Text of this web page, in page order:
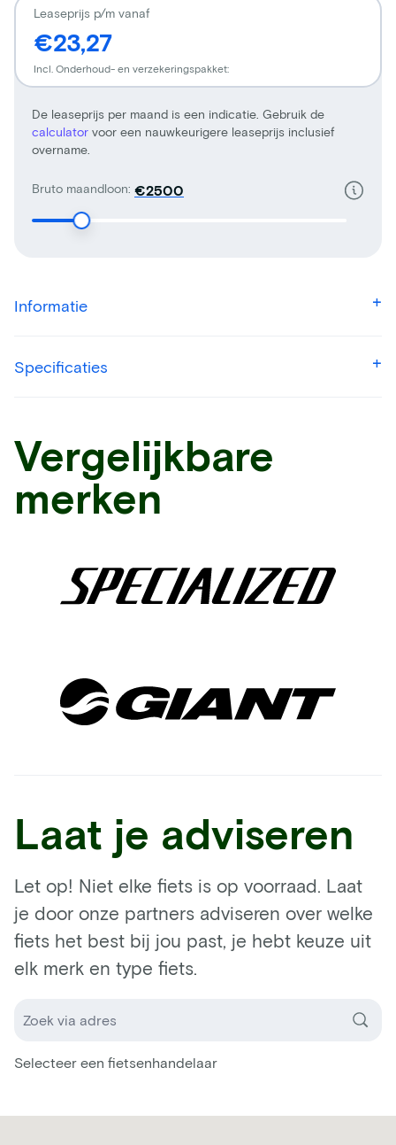
Bruto maandloon: €
De leaseprijs per maand is een indicatie. Gebruik de
calculator voor een nauwkeurigere leaseprijs inclusief
overname.
Leaseprijs p/m vanaf
€23,27
Incl. Onderhoud- en verzekeringspakket:
Informatie
Specificaties
Vergelijkbare
merken
Laat je adviseren
Let op! Niet elke fiets is op voorraad. Laat
je door onze partners adviseren over welke
fiets het best bij jou past, je hebt keuze uit
elk merk en type fiets.
Selecteer een fietsenhandelaar